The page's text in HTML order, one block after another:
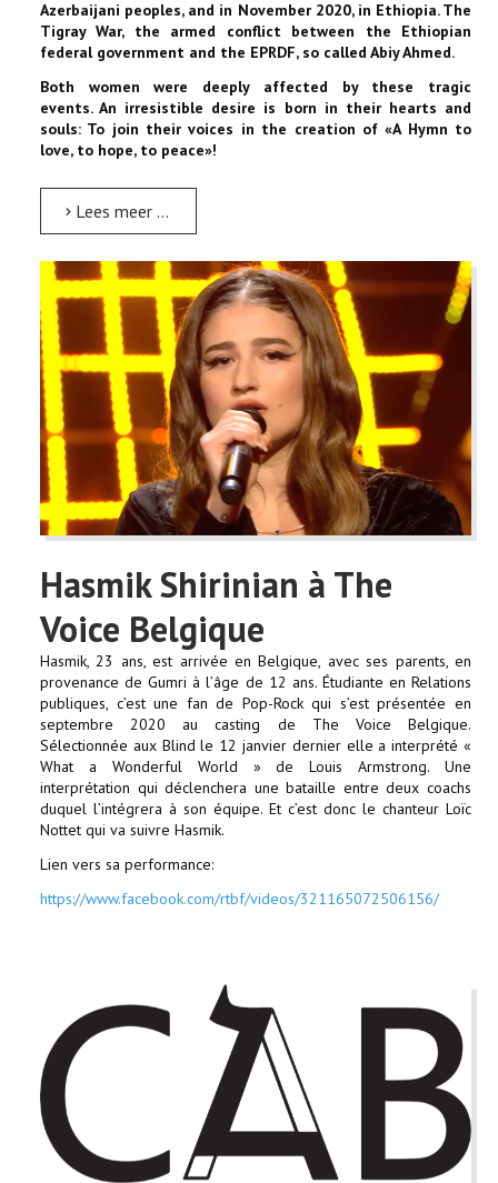
Azerbaijani peoples, and in November 2020, in Ethiopia. The
Tigray War, the armed conflict between the Ethiopian
federal government and the EPRDF, so called Abiy Ahmed.
Both women were deeply affected by these tragic
events. An irresistible desire is born in their hearts and
souls: To join their voices in the creation of «A Hymn to
love, to hope, to peace»!
Lees meer …
Hasmik Shirinian à The
Voice Belgique
Hasmik, 23 ans, est arrivée en Belgique, avec ses parents, en
provenance de Gumri à l’âge de 12 ans. Étudiante en Relations
publiques, c’est une fan de Pop-Rock qui s’est présentée en
septembre 2020 au casting de The Voice Belgique.
Sélectionnée aux Blind le 12 janvier dernier elle a interprété «
What a Wonderful World » de Louis Armstrong. Une
interprétation qui déclenchera une bataille entre deux coachs
duquel l’intégrera à son équipe. Et c’est donc le chanteur Loïc
Nottet qui va suivre Hasmik.
Lien vers sa performance:
https://www.facebook.com/rtbf/videos/321165072506156/